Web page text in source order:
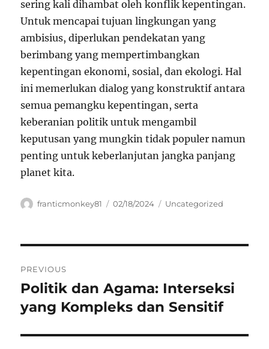
sering kali dihambat oleh konflik kepentingan.
Untuk mencapai tujuan lingkungan yang
ambisius, diperlukan pendekatan yang
berimbang yang mempertimbangkan
kepentingan ekonomi, sosial, dan ekologi. Hal
ini memerlukan dialog yang konstruktif antara
semua pemangku kepentingan, serta
keberanian politik untuk mengambil
keputusan yang mungkin tidak populer namun
penting untuk keberlanjutan jangka panjang
planet kita.
Author
franticmonkey81
Posted
02/18/2024 Categories
Uncategorized
pos
PREVIOUS
Previous
post:
Politik dan Agama: Interseksi
yang Kompleks dan Sensitif